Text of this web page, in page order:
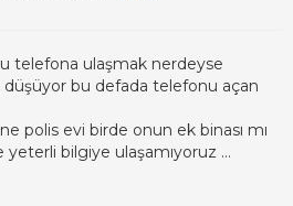
telefona ulaşmak nerdeyse
düşüyor bu defada telefonu açan
polis evi birde onun ek binası mı
bilgiye ulaşamıyoruz …